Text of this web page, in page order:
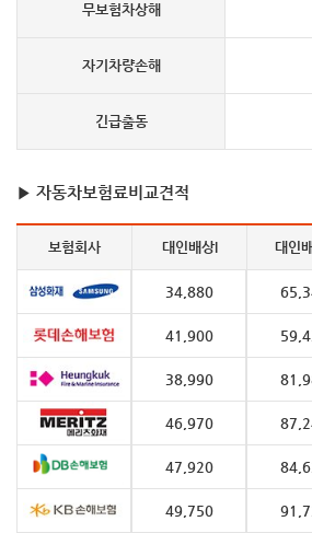
무보험차상해
자기차량손해
긴급출동
▶ 자동차보험료비교견적
보험회사 대인배상I 대인
34,880
41,900
38,990
46,970
47,920
49,750